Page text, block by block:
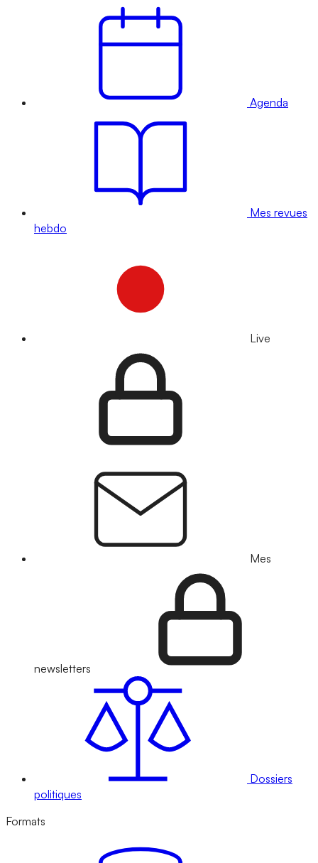
Agenda
Mes revues
hebdo
Live
Mes
newsletters
Dossiers
politiques
Formats